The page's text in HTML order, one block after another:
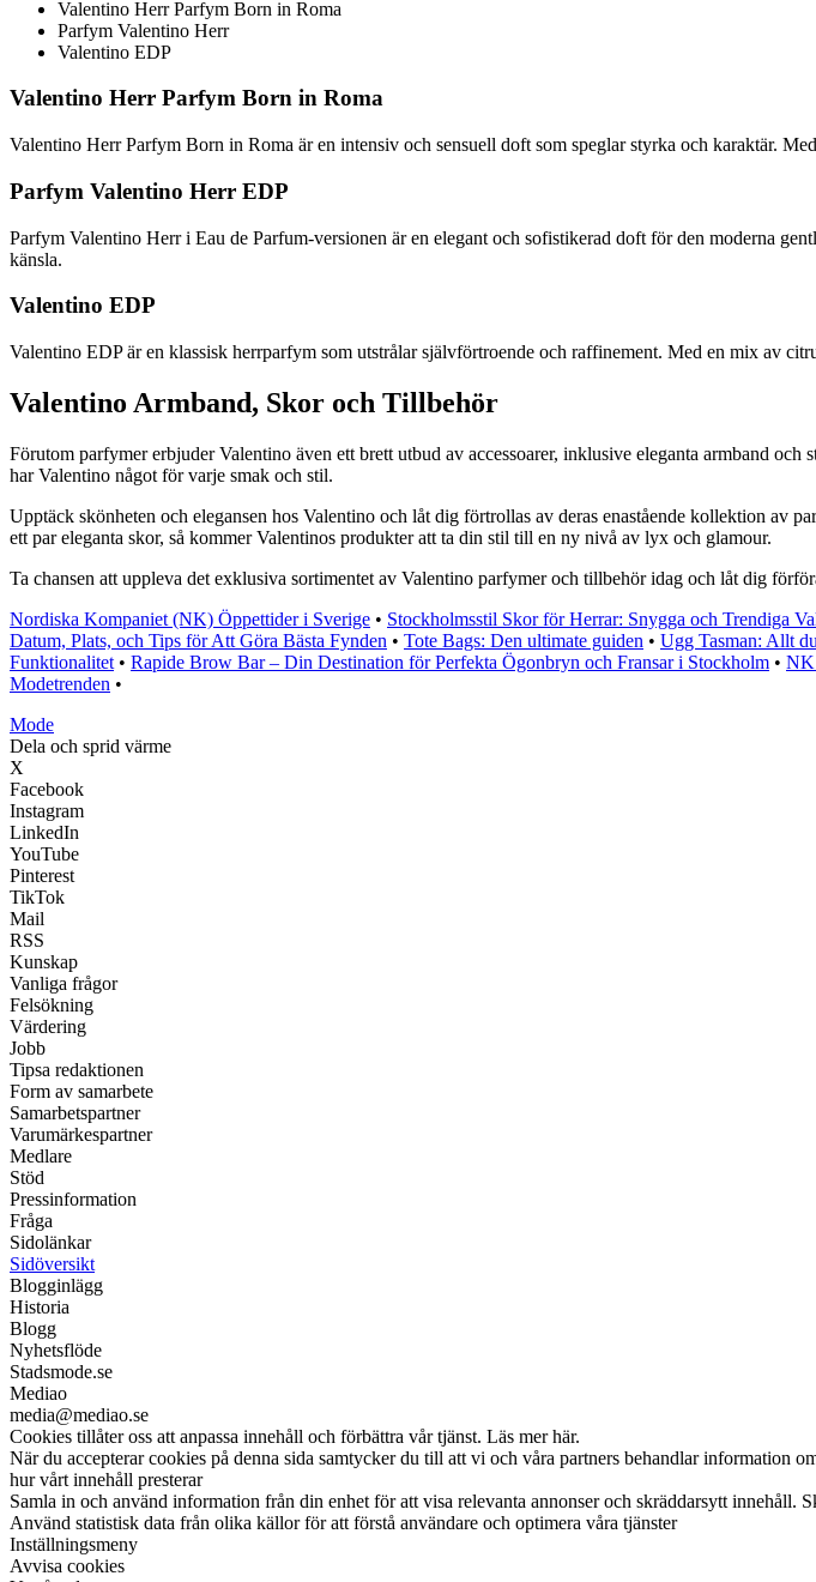
Valentino Herr Parfym Born in Roma
Parfym Valentino Herr
Valentino EDP
Valentino Herr Parfym Born in Roma
Valentino Herr Parfym Born in Roma är en intensiv och sensuell doft som speglar styrka och karaktär.
Parfym Valentino Herr EDP
Parfym Valentino Herr i Eau de Parfum-versionen är en elegant och sofistikerad doft för den moderna
känsla.
Valentino EDP
Valentino EDP är en klassisk herrparfym som utstrålar självförtroende och raffinement. Med en mix av
Valentino Armband, Skor och Tillbehör
Förutom parfymer erbjuder Valentino även ett brett utbud av accessoarer, inklusive eleganta armband
har Valentino något för varje smak och stil.
Upptäck skönheten och elegansen hos Valentino och låt dig förtrollas av deras enastående kollektion av
ett par eleganta skor, så kommer Valentinos produkter att ta din stil till en ny nivå av lyx och glamour.
Ta chansen att uppleva det exklusiva sortimentet av Valentino parfymer och tillbehör idag och låt dig
Nordiska Kompaniet (NK) Öppettider i Sverige • Stockholmsstil Skor för Herrar: Snygga och Trendiga
Datum, Plats, och Tips för Att Göra Bästa Fynden • Tote Bags: Den ultimate guiden • Ugg Tasman: Allt
Funktionalitet • Rapide Brow Bar – Din Destination för Perfekta Ögonbryn och Fransar i Stockholm • NK
Modetrenden •
Mode
Dela och sprid värme
X
Facebook
Instagram
LinkedIn
YouTube
Pinterest
TikTok
Mail
RSS
Kunskap
Vanliga frågor
Felsökning
Värdering
Jobb
Tipsa redaktionen
Form av samarbete
Samarbetspartner
Varumärkespartner
Medlare
Stöd
Pressinformation
Fråga
Sidolänkar
Sidöversikt
Blogginlägg
Historia
Blogg
Nyhetsflöde
Stadsmode.se
Mediao
media@mediao.se
Cookies tillåter oss att anpassa innehåll och förbättra vår tjänst. Läs mer här.
När du accepterar cookies på denna sida samtycker du till att vi och våra partners behandlar information
hur vårt innehåll presterar
Samla in och använd information från din enhet för att visa relevanta annonser och skräddarsytt
Använd statistisk data från olika källor för att förstå användare och optimera våra tjänster
Inställningsmeny
Avvisa cookies